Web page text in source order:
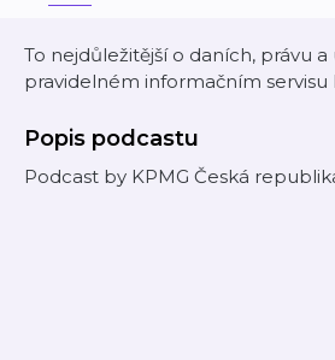
To nejdůležitější o daních, právu
pravidelném informačním servisu
Popis podcastu
Podcast by KPMG Česká